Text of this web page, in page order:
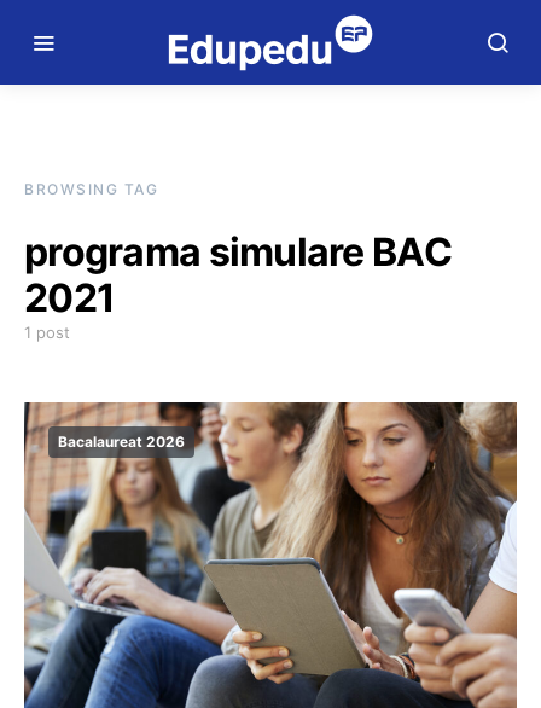
BROWSING TAG
programa simulare BAC
2021
1 post
Bacalaureat 2026